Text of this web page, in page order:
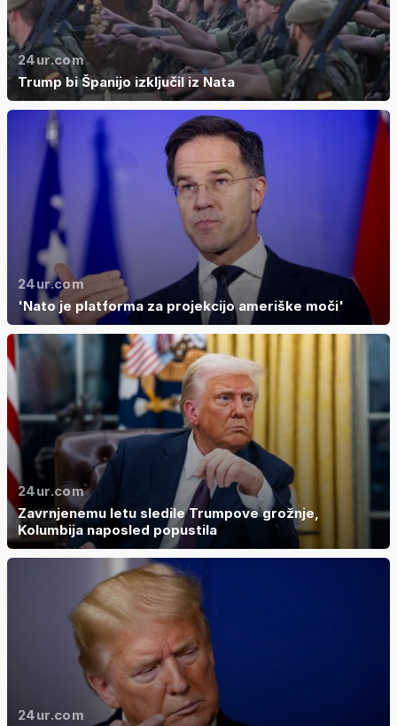
24ur.com
Trump bi Španijo izključil iz Nata
24ur.com
'Nato je platforma za projekcijo ameriške moči'
24ur.com
Zavrnjenemu letu sledile Trumpove grožnje,
Kolumbija naposled popustila
24ur.com